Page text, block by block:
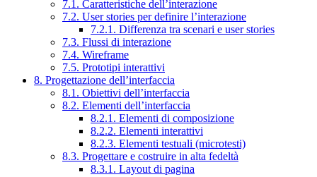
7.1. Caratteristiche dell’interazione
7.2. User stories per definire l’interazione
7.2.1. Differenza tra scenari e user stories
7.3. Flussi di interazione
7.4. Wireframe
7.5. Prototipi interattivi
8. Progettazione dell’interfaccia
8.1. Obiettivi dell’interfaccia
8.2. Elementi dell’interfaccia
8.2.1. Elementi di composizione
8.2.2. Elementi interattivi
8.2.3. Elementi testuali (microtesti)
8.3. Progettare e costruire in alta fedeltà
8.3.1. Layout di pagina